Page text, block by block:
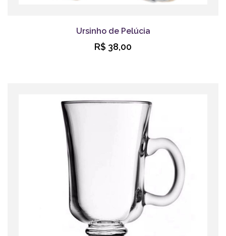
Ursinho de Pelúcia
R$ 38,00